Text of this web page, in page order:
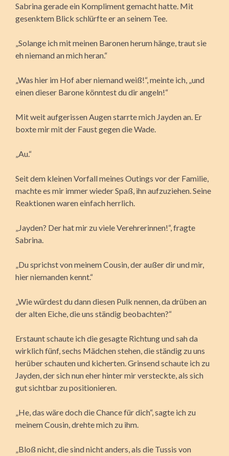
Sabrina gerade ein Kompliment gemacht hatte. Mit
gesenktem Blick schlürfte er an seinem Tee.
„Solange ich mit meinen Baronen herum hänge, traut sie
eh niemand an mich heran.“
„Was hier im Hof aber niemand weiß!“, meinte ich, „und
einen dieser Barone könntest du dir angeln!“
Mit weit aufgerissen Augen starrte mich Jayden an. Er
boxte mir mit der Faust gegen die Wade.
„Au.“
Seit dem kleinen Vorfall meines Outings vor der Familie,
machte es mir immer wieder Spaß, ihn aufzuziehen. Seine
Reaktionen waren einfach herrlich.
„Jayden? Der hat mir zu viele Verehrerinnen!“, fragte
Sabrina.
„Du sprichst von meinem Cousin, der außer dir und mir,
hier niemanden kennt.“
„Wie würdest du dann diesen Pulk nennen, da drüben an
der alten Eiche, die uns ständig beobachten?“
Erstaunt schaute ich die gesagte Richtung und sah da
wirklich fünf, sechs Mädchen stehen, die ständig zu uns
herüber schauten und kicherten. Grinsend schaute ich zu
Jayden, der sich nun eher hinter mir versteckte, als sich
gut sichtbar zu positionieren.
„He, das wäre doch die Chance für dich“, sagte ich zu
meinem Cousin, drehte mich zu ihm.
„Bloß nicht, die sind nicht anders, als die Tussis von